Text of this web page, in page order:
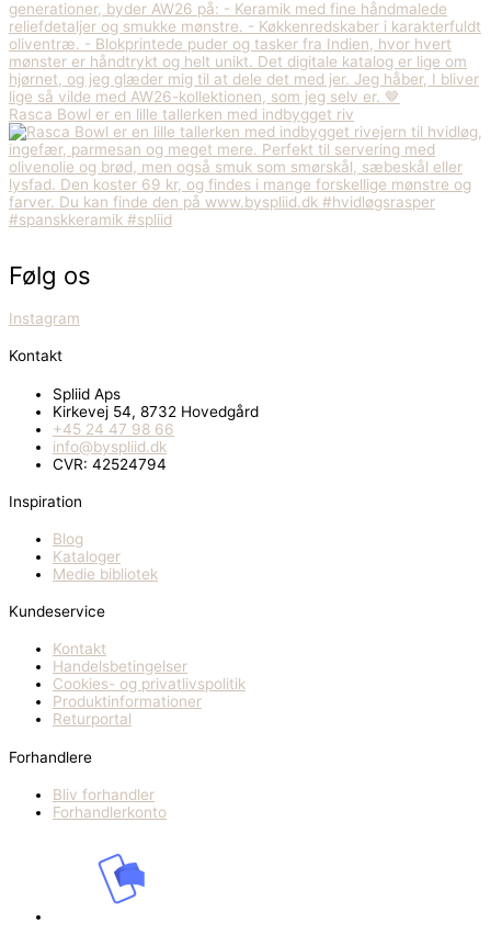
Rasca Bowl er en lille tallerken med indbygget riv
Følg os
Instagram
Kontakt
Spliid Aps
Kirkevej 54, 8732 Hovedgård
+45 24 47 98 66
info@byspliid.dk
CVR: 42524794
Inspiration
Blog
Kataloger
Medie bibliotek
Kundeservice
Kontakt
Handelsbetingelser
Cookies- og privatlivspolitik
Produktinformationer
Returportal
Forhandlere
Bliv forhandler
Forhandlerkonto